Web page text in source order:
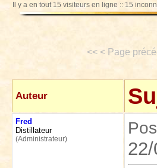
Il y a en tout 15 visiteurs en ligne :: 15
<< < Page
Auteur
Fred
Distillateur
(Administrateur)